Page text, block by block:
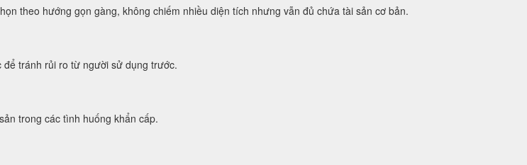
theo hướng gọn gàng, không chiếm nhiều diện tích nhưng vẫn đủ chứa tài sản cơ bản.
để tránh rủi ro từ người sử dụng trước.
trong các tình huống khẩn cấp.